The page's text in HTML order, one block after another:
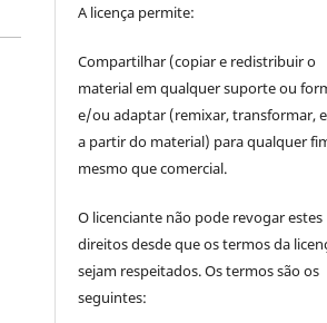
A licença permite:
Compartilhar (copiar e redistribuir o
material em qualquer suporte ou
e/ou adaptar (remixar, transformar,
a partir do material) para qualquer
mesmo que comercial.
O licenciante não pode revogar estes
direitos desde que os termos da
sejam respeitados. Os termos são os
seguintes: